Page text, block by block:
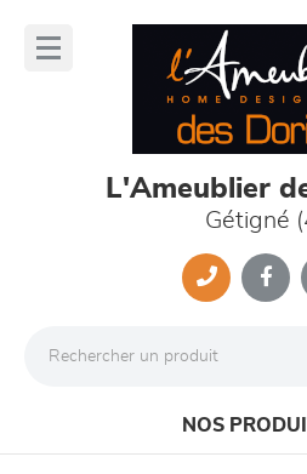
L'Ameublier
Gétigné
NOS